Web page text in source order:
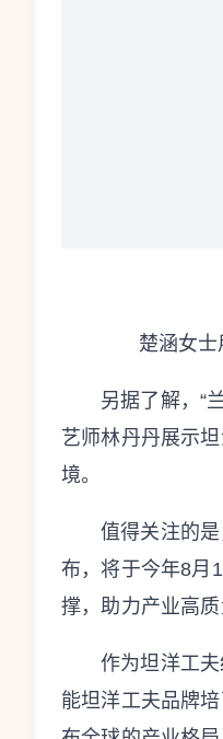
楚涵女
另据了解，“
艺师林丹丹展示
境。
值得关注的
布，将于今年8月
撑，助力产业高质
作为坦洋工
能坦洋工夫品牌